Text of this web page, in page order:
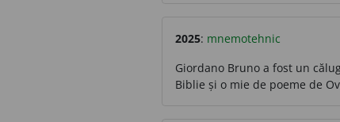
2025: mnemotehnic
Giordano Bruno a fost un
Biblie și o mie de poeme de